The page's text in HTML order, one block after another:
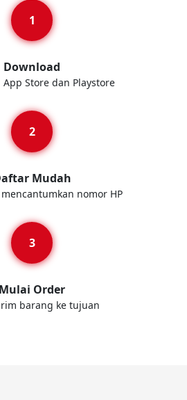
Download
Store dan Playstore
Mudah
nomor HP
Mulai Order
barang ke tujuan